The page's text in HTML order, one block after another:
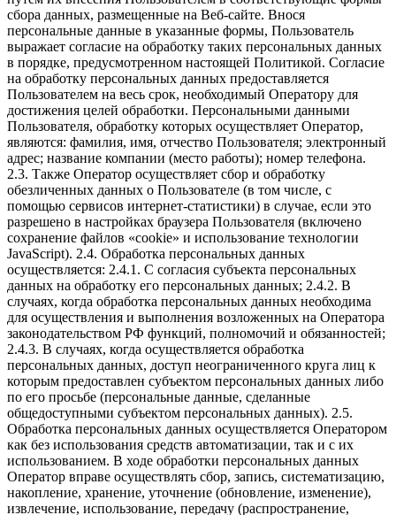
сбора данных, размещенные на Веб-сайте. Внося
персональные данные в указанные формы, Пользователь
выражает согласие на обработку таких персональных данных
в порядке, предусмотренном настоящей Политикой. Согласие
на обработку персональных данных предоставляется
Пользователем на весь срок, необходимый Оператору для
достижения целей обработки. Персональными данными
Пользователя, обработку которых осуществляет Оператор,
являются: фамилия, имя, отчество Пользователя; электронный
адрес; название компании (место работы); номер телефона.
2.3. Также Оператор осуществляет сбор и обработку
обезличенных данных о Пользователе (в том числе, с
помощью сервисов интернет-статистики) в случае, если это
разрешено в настройках браузера Пользователя (включено
сохранение файлов «cookie» и использование технологии
JavaScript). 2.4. Обработка персональных данных
осуществляется: 2.4.1. С согласия субъекта персональных
данных на обработку его персональных данных; 2.4.2. В
случаях, когда обработка персональных данных необходима
для осуществления и выполнения возложенных на Оператора
законодательством РФ функций, полномочий и обязанностей;
2.4.3. В случаях, когда осуществляется обработка
персональных данных, доступ неограниченного круга лиц к
которым предоставлен субъектом персональных данных либо
по его просьбе (персональные данные, сделанные
общедоступными субъектом персональных данных). 2.5.
Обработка персональных данных осуществляется Оператором
как без использования средств автоматизации, так и с их
использованием. В ходе обработки персональных данных
Оператор вправе осуществлять сбор, запись, систематизацию,
накопление, хранение, уточнение (обновление, изменение),
извлечение, использование, передачу (распространение,